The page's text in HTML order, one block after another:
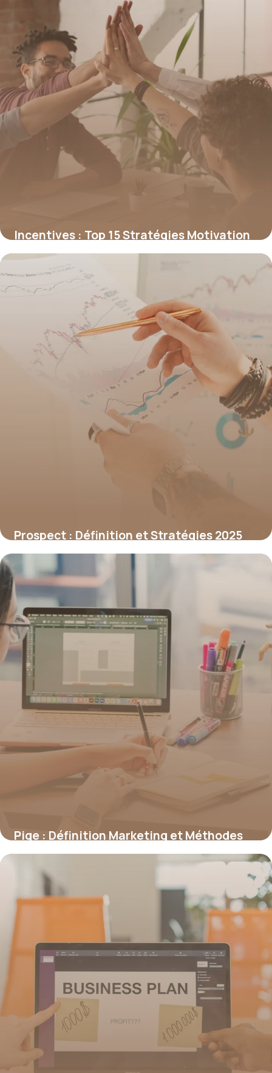
Incentives : Top 15 Stratégies Motivation
2026
2 juillet 2026
Prospect : Définition et Stratégies 2025
1 juillet 2026
Pige : Définition Marketing et Méthodes
2026
21 juin 2026